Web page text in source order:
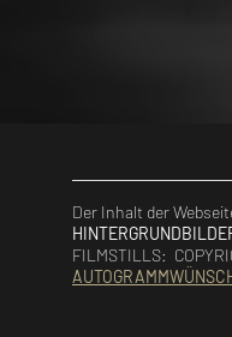
Der Inhalt der
FILMSTILLS: